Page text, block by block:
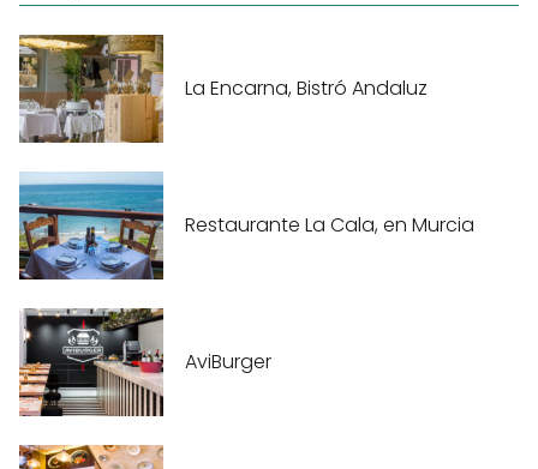
La Encarna, Bistró Andaluz
Restaurante La Cala, en Murcia
AviBurger